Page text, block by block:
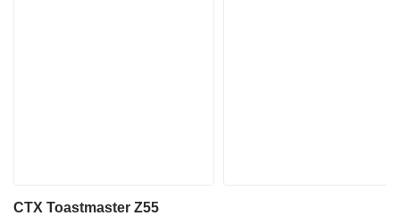
CTX Toastmaster Z55